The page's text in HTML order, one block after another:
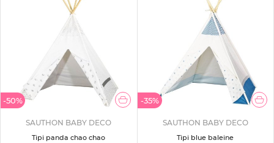
-50%
SAUTHON BABY DECO
Tipi panda chao chao
-35%
SAUTHON BABY DECO
Tipi blue baleine